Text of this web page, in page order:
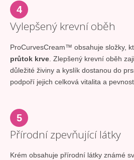
4
Vylepšený krevní oběh
ProCurvesCream™ obsahuje složky,
průtok krve . Zlepšený krevní oběh
důležité živiny a kyslík dostanou do
podpoří jejich celková vitalita a pevnost.
5
Přírodní zpevňující látky
Krém obsahuje přírodní látky známé